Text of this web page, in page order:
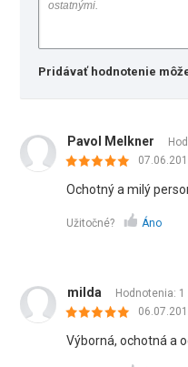
Pridávať hodnotenie
Pavol Melkner
Ochotný a milý
Užitočné? Áno
milda Hodnotenia: 1
Výborná, ochotná a